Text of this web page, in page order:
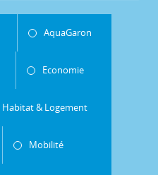
AquaGaron
Economie
Habitat & Logement
Mobilité